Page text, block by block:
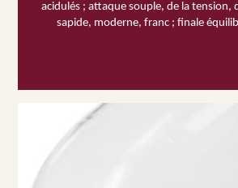
acidulés ; attaque souple, de la tension,
sapide, moderne, franc ; finale